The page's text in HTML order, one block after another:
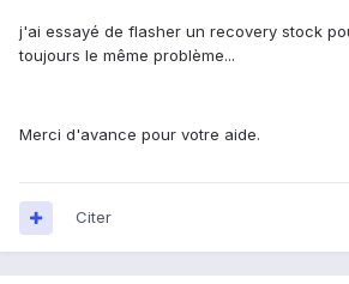
j'ai essayé de flasher un recovery stock
toujours le même problème...
Merci d'avance pour votre aide.
Citer